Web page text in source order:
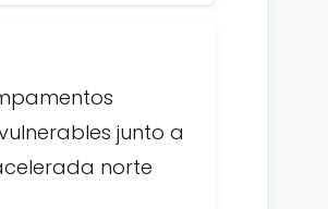
junto a
norte